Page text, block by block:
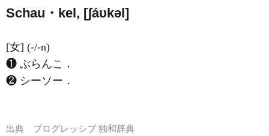
Schau・kel, [ʃáυkəl]
[女] (-/-n)
❶ ぶらんこ．
❷ シーソー．
出典 プログレッシブ 独和辞典